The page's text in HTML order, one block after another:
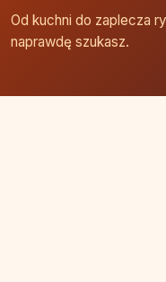
Od kuchni do zaplecza
naprawdę szukasz.